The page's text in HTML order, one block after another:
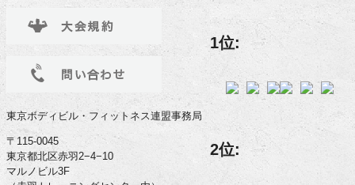
東京ボディビル・フィットネス連盟事務局
〒115-0045
東京都北区赤羽2−4−10
マルノビル3F
1位:
2位: